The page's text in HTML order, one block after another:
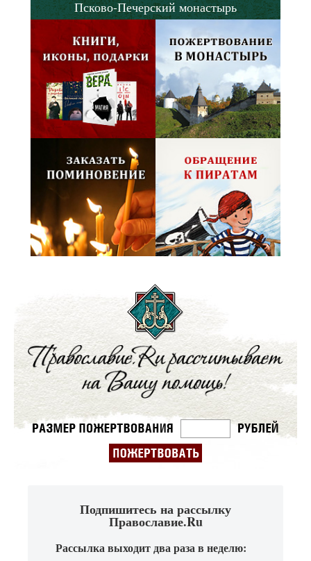
Псково-Печерский монастырь
Подпишитесь на рассылку
Православие.Ru
Рассылка выходит два раза в неделю: